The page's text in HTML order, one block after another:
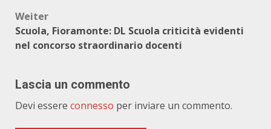
Weiter
Scuola, Fioramonte: DL Scuola criticità evidenti
nel concorso straordinario docenti
Lascia un commento
Devi essere connesso per inviare un commento.